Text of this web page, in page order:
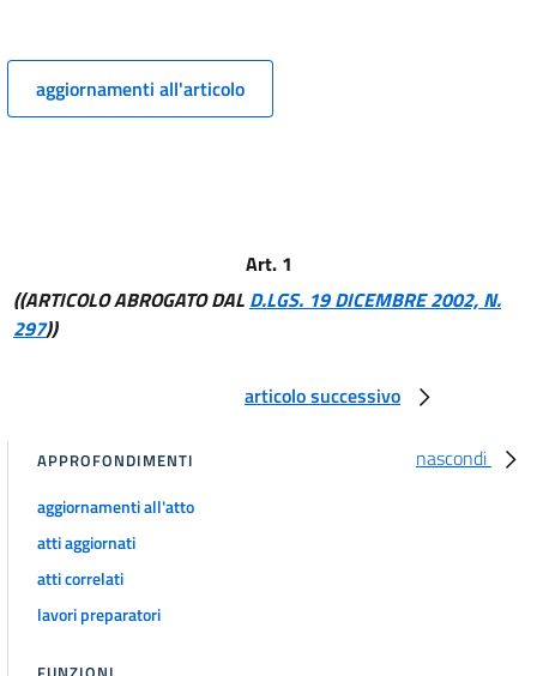
12
13
23
24
aggiornamenti all'articolo
Art. 1
((ARTICOLO ABROGATO DAL D.LGS. 19 DICEMBRE 2002, N.
297))
articolo successivo
nascondi
APPROFONDIMENTI
aggiornamenti all'atto
atti aggiornati
atti correlati
lavori preparatori